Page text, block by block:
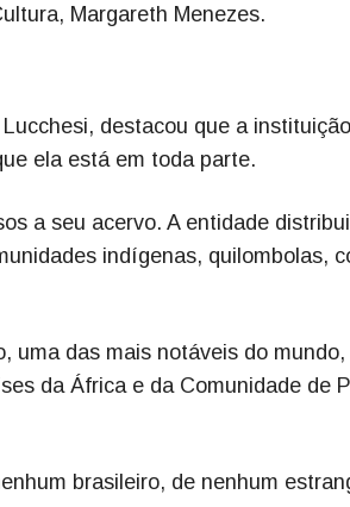
Margareth Menezes.
destacou que a instituição
ela está em toda parte.
a seu acervo. A entidade distribui
indígenas, quilombolas,
uma das mais notáveis do mundo,
da África e da Comunidade de
brasileiro, de nenhum